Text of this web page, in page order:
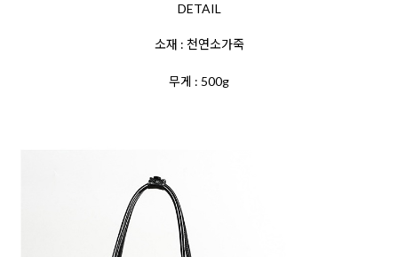
DETAIL
소재 : 천연소가죽
무게 : 500g